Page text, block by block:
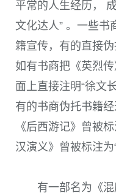
平常的人生经历，
文化达人” 。一些书
籍宣传，有的直接
如有书商把《英烈
面上直接注明“徐文
有的书商伪托书籍
《后西游记》曾被
汉演义》曾被标注为
有一部名为《